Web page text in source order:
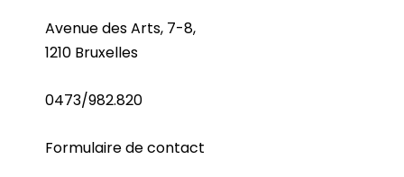
Avenue des Arts, 7-8,
1210 Bruxelles
0473/982.820
Formulaire de contact